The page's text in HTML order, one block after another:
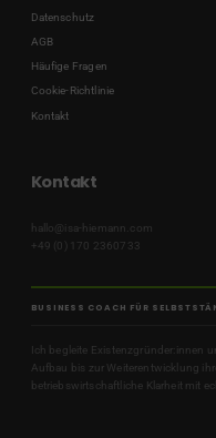
Datenschutz
AGB
Häufige Fragen
Cookie-Richtlinie
Kontakt
Kontakt
hallo@isa-hiemann.com
+49 (0) 170 2360733
BUSINESS COACH FÜR
Ich begleite Existenzgründer:innen
Aufbau bis zur Weiterentwicklung
betriebswirtschaftliche Klarheit mit